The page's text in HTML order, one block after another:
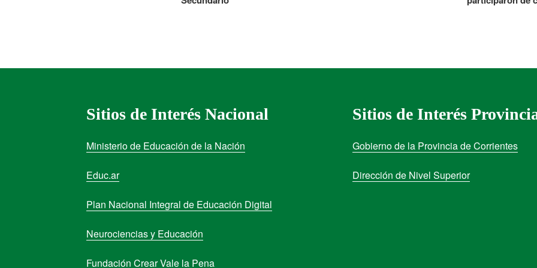
Sitios de Interés Nacional
Ministerio de Educación de la Nación
Educ.ar
Plan Nacional Integral de Educación Digital
Neurociencias y Educación
Fundación Crear Vale la Pena
Sitios de Interés
Gobierno de la Provincia de Corrientes
Dirección de Nivel Superior